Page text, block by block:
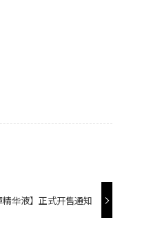
华液】正式开售通知